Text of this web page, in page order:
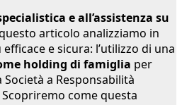
e all’assistenza su
articolo analizziamo in
e sicura: l’utilizzo di una
holding di famiglia per
a Responsabilità
come questa